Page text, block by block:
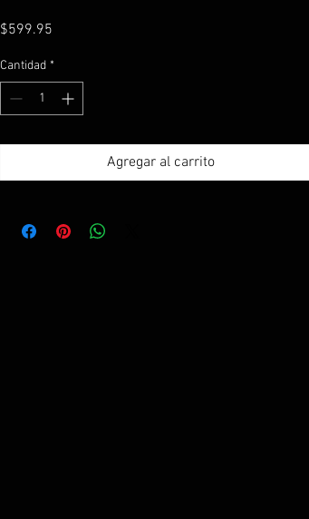
$599.95
Cantidad *
Agregar al carrito